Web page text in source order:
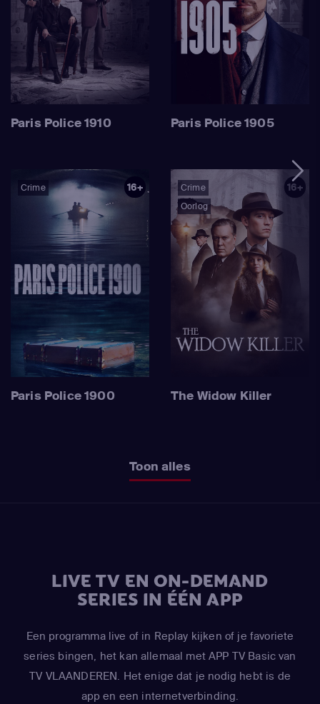
Paris Police 1910 Paris Police 1905
Crime 16+
Paris Police 1900
Crime
Oorlog
16+
The Widow Killer
Toon alles
LIVE TV EN ON-DEMAND
SERIES IN ÉÉN APP
Een programma live of in Replay kijken of je favoriete
series bingen, het kan allemaal met APP TV Basic van
TV VLAANDEREN. Het enige dat je nodig hebt is de
app en een internetverbinding.